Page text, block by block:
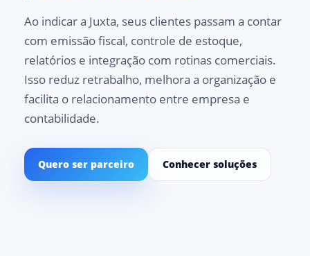
Ao indicar a Juxta, seus clientes passam a contar
com emissão fiscal, controle de estoque,
relatórios e integração com rotinas comerciais.
Isso reduz retrabalho, melhora a organização e
facilita o relacionamento entre empresa e
contabilidade.
Quero ser parceiro Conhecer soluções